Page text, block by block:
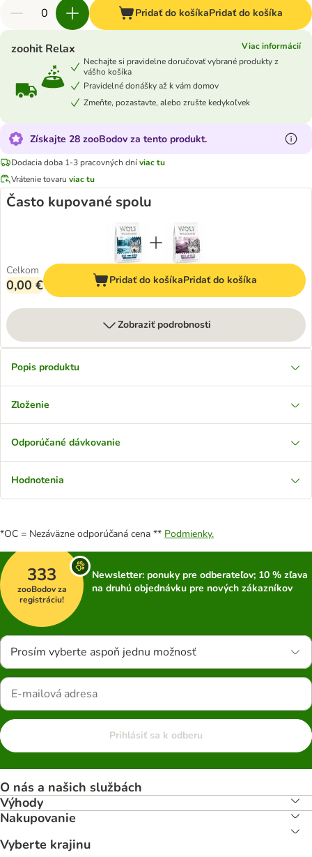
Pridať do košíkaPridať do košíka
zoohit Relax
Viac informácií
Nechajte si pravidelne doručovať vybrané produkty z
vášho košíka
Pravidelné donášky až k vám domov
Zmeňte, pozastavte, alebo zrušte kedykoľvek
Získajte 28 zooBodov za tento produkt.
Dodacia doba 1-3 pracovných dníviac tu
Vrátenie tovaru viac tu
Často kupované spolu
Celkom
0,00 € Pridať do košíkaPridať do košíka
Zobraziť podrobnosti
Popis produktu
Zloženie
Odporúčané dávkovanie
Hodnotenia
*OC = Nezáväzne odporúčaná cena ** Podmienky.
333
zooBodov za
registráciu!
Newsletter: ponuky pre odberateľov; 10 % zľava
na druhú objednávku pre nových zákazníkov
Prosím vyberte aspoň jednu možnosť
Prihlásiť sa k odberu
O nás a našich službách
Výhody
Nakupovanie
Vyberte krajinu